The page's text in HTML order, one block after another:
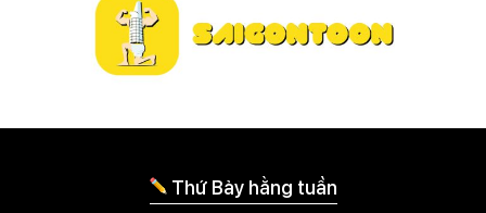
Thứ Bảy hằng tuần